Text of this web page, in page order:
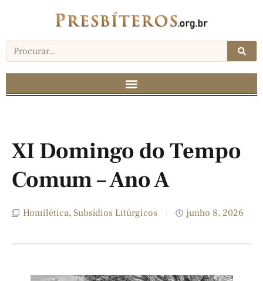
XI Domingo do Tempo
Comum – Ano A
Homilética, Subsídios Litúrgicos junho 8, 2026